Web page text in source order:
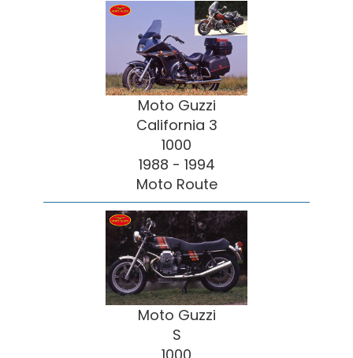
Moto Guzzi
California 3
1000
1988 - 1994
Moto Route
Moto Guzzi
S